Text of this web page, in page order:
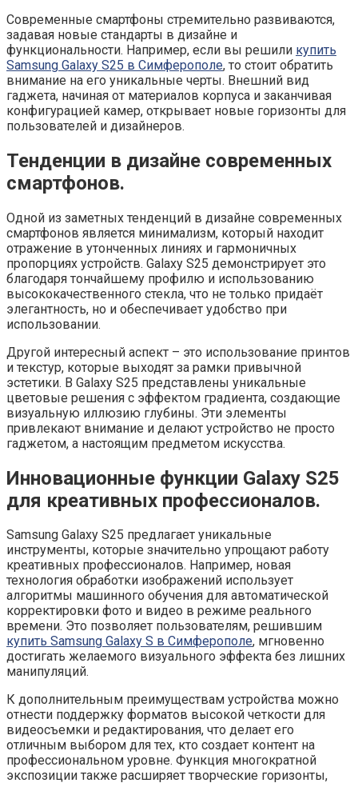
Современные смартфоны стремительно развиваются,
задавая новые стандарты в дизайне и
функциональности. Например, если вы решили купить
Samsung Galaxy S25 в Симферополе, то стоит обратить
внимание на его уникальные черты. Внешний вид
гаджета, начиная от материалов корпуса и заканчивая
конфигурацией камер, открывает новые горизонты для
пользователей и дизайнеров.
Тенденции в дизайне современных
смартфонов.
Одной из заметных тенденций в дизайне современных
смартфонов является минимализм, который находит
отражение в утонченных линиях и гармоничных
пропорциях устройств. Galaxy S25 демонстрирует это
благодаря тончайшему профилю и использованию
высококачественного стекла, что не только придаёт
элегантность, но и обеспечивает удобство при
использовании.
Другой интересный аспект – это использование принтов
и текстур, которые выходят за рамки привычной
эстетики. В Galaxy S25 представлены уникальные
цветовые решения с эффектом градиента, создающие
визуальную иллюзию глубины. Эти элементы
привлекают внимание и делают устройство не просто
гаджетом, а настоящим предметом искусства.
Инновационные функции Galaxy S25
для креативных профессионалов.
Samsung Galaxy S25 предлагает уникальные
инструменты, которые значительно упрощают работу
креативных профессионалов. Например, новая
технология обработки изображений использует
алгоритмы машинного обучения для автоматической
корректировки фото и видео в режиме реального
времени. Это позволяет пользователям, решившим
купить Samsung Galaxy S в Симферополе, мгновенно
достигать желаемого визуального эффекта без лишних
манипуляций.
К дополнительным преимуществам устройства можно
отнести поддержку форматов высокой четкости для
видеосъемки и редактирования, что делает его
отличным выбором для тех, кто создает контент на
профессиональном уровне. Функция многократной
экспозиции также расширяет творческие горизонты,